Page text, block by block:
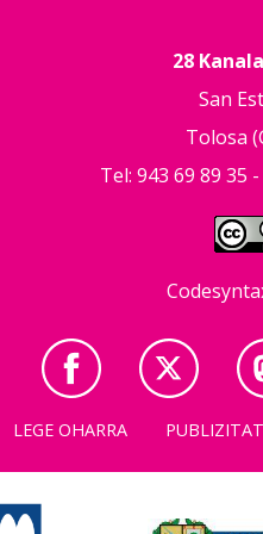
28
San
Tolosa
Tel: 943 69 89 35 -
LEGE OHARRA